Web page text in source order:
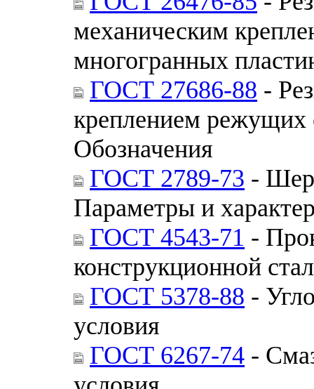
механическим
многогранных
ГОСТ 27686-88 -
креплением режущих
Обозначения
ГОСТ 2789-73 -
Параметры и
ГОСТ 4543-71 -
конструкционной
ГОСТ 5378-88 -
условия
ГОСТ 6267-74 -